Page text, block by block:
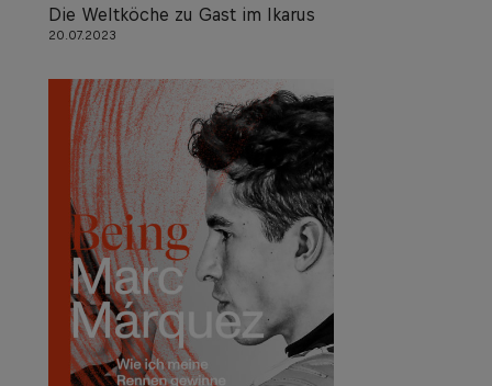
Die Weltköche zu Gast im Ikarus
20.07.2023